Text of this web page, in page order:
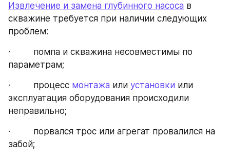
Извлечение и замена глубинного насоса в
скважине требуется при наличии следующих
проблем:
·         помпа и скважина несовместимы по
параметрам;
·         процесс монтажа или установки или
эксплуатация оборудования происходили
неправильно;
·         порвался трос или агрегат провалился на
забой;